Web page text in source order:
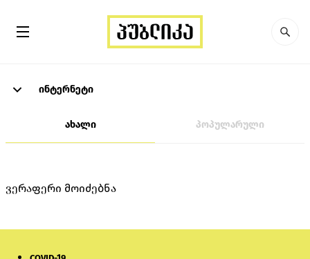
ინტერნეტი
ახალი პოპულარული
ვერაფერი მოიძებნა